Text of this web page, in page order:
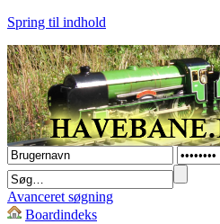
Spring til indhold
Avanceret søgning
Boardindeks